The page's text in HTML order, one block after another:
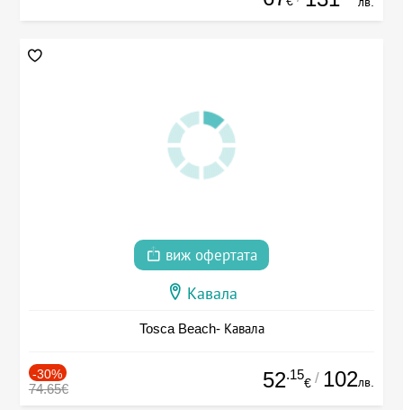
виж офертата
Кавала
Tosca Beach- Кавала
-30%
74.65€ 52.15
€ / 102лв.